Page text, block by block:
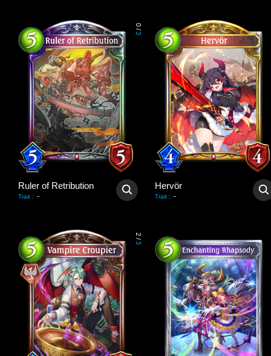
0
/
3
Ruler of Retribution
Trait : -
Hervör
Trait : -
2
/
3